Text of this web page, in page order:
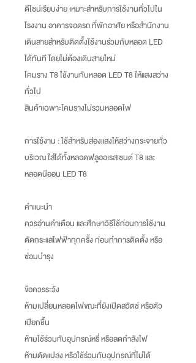
ดีไซน์เรียบง่าย เหมาะสำหรับการใช้งานทั่วไปใน
โรงงาน อาคารจอดรถ ที่พักอาศัย หรือสำนักงาน
เดินสายสำหรับติดตั้งใช้งานร่วมกับหลอด LED
ได้ทันที โดยไม่ต้องเดินสายใหม่
โคมราง T8 ใช้งานกับหลอด LED T8 ให้แสงสว่าง
ทั่วไป
สินค้าเฉพาะโคมรางไม่รวมหลอดไฟ
การใช้งาน :ใช้สำหรับส่องแสงให้สว่างกระจายทั่ว
บริเวณ ใส่ได้ทั้งหลอดฟลูออเรสเซนต์ T8 และ
หลอดนีออน LED T8
คำแนะนำ
ควรอ่านคำเตือน และศึกษาวิธีใช้ก่อนการใช้งาน
ตัดกระแสไฟฟ้าทุกครั้ง ก่อนทำการติดตั้ง หรือ
ซ่อมบำรุง
ข้อควรระวัง
ห้ามเปลี่ยนหลอดไฟขณะที่ยังเปิดสวิตช์ หรือตัว
เปียกชื้น
ห้ามใช้ร่วมกับอุปกรณ์หรี่ หรือลดกำลังไฟ
ห้ามดัดแปลง หรือใช้ร่วมกับอุปกรณ์ที่ไม่ได้